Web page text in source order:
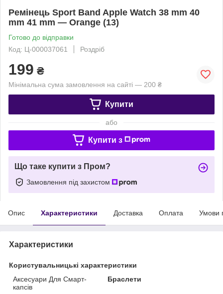
Ремінець Sport Band Apple Watch 38 mm 40
mm 41 mm — Orange (13)
Готово до відправки
Код: Ц-000037061
Роздріб
199 ₴
Мінімальна сума замовлення на сайті — 200 ₴
Купити
або
Купити з
Що таке купити з Пром?
Замовлення під захистом
Опис Характеристики Доставка Оплата Умови
Характеристики
Користувальницькі характеристики
Аксесуари Для Смарт-
капсів
Браслети